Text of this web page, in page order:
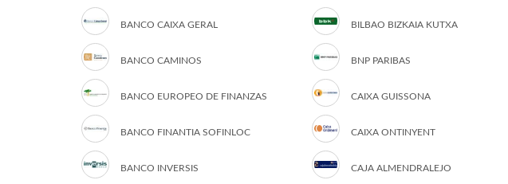
BANCO CAIXA GERAL
BANCO CAMINOS
BANCO EUROPEO DE FINANZAS
BANCO FINANTIA SOFINLOC
BANCO INVERSIS
BILBAO BIZKAIA KUTXA
BNP PARIBAS
CAIXA GUISSONA
CAIXA ONTINYENT
CAJA ALMENDRALEJO